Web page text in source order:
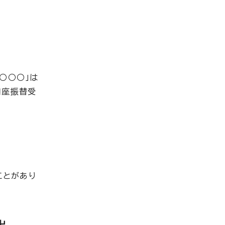
」は
座振替受
があり